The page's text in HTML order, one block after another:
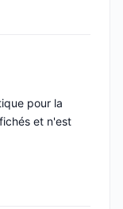
pour la
et n'est